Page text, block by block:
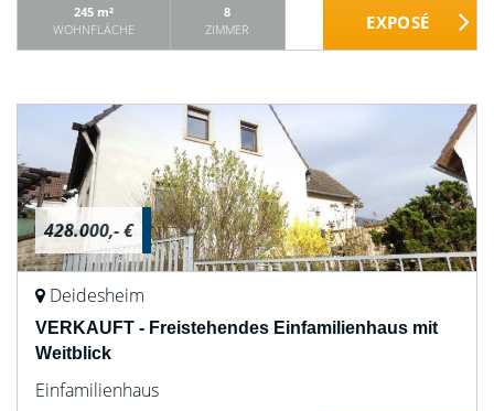
245 m²
WOHNFLÄCHE
8
ZIMMER
428.000,- €
Deidesheim
VERKAUFT - Freistehendes Einfamilienhaus mit
Weitblick
Einfamilienhaus